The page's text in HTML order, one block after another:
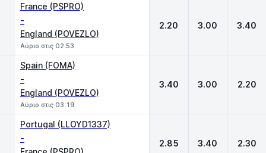
France (PSPRO)
-
England (POVEZLO)
Αύριο στις 02:53
2.20 3.00 3.40
Spain (FOMA)
-
England (POVEZLO)
Αύριο στις 03:19
3.40 3.00 2.20
Portugal (LLOYD1337)
- 2.85 3.40 2.30